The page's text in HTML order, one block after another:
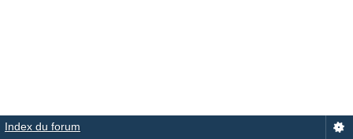
Index du forum